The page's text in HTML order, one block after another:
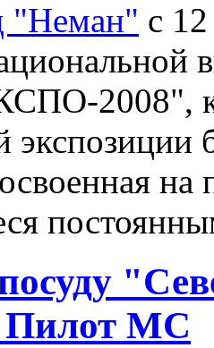
"Неман" с
2008",
экспозиции
на
Пилот МС